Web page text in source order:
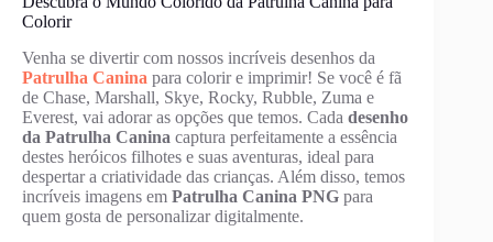
Colorir
Venha se divertir com nossos incríveis desenhos da
Patrulha Canina para colorir e imprimir! Se você é fã
de Chase, Marshall, Skye, Rocky, Rubble, Zuma e
Everest, vai adorar as opções que temos. Cada desenho
da Patrulha Canina captura perfeitamente a essência
destes heróicos filhotes e suas aventuras, ideal para
despertar a criatividade das crianças. Além disso, temos
incríveis imagens em Patrulha Canina PNG para
quem gosta de personalizar digitalmente.